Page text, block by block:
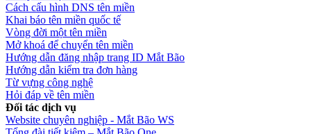
Cách cấu hình DNS tên miền
Khai báo tên miền quốc tế
Vòng đời một tên miền
Mở khoá để chuyển tên miền
Hướng dẫn đăng nhập trang ID Mắt Bão
Hướng dẫn kiểm tra đơn hàng
Từ vựng công nghệ
Hỏi đáp về tên miền
Đối tác dịch vụ
Website chuyên nghiệp - Mắt Bão WS